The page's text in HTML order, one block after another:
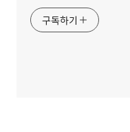
구독하기